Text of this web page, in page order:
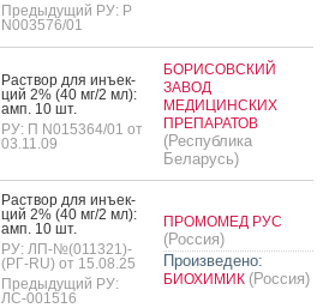
Предыдущий РУ: Р
N003576/01
Рас­твор для инъ­ек­
ций 2% (40 мг/2 мл):
амп. 10 шт.
РУ: П N015364/01 от
03.11.09
БОРИСОВСКИЙ
ЗАВОД
МЕДИЦИНСКИХ
ПРЕПАРАТОВ
(Республика
Беларусь)
Рас­твор для инъ­ек­
ций 2% (40 мг/2 мл):
амп. 10 шт.
РУ: ЛП-№(011321)-
(РГ-RU) от 15.08.25
Предыдущий РУ:
ЛС-001516
ПРОМОМЕД РУС
(Россия)
Произведено:
БИОХИМИК (Россия)